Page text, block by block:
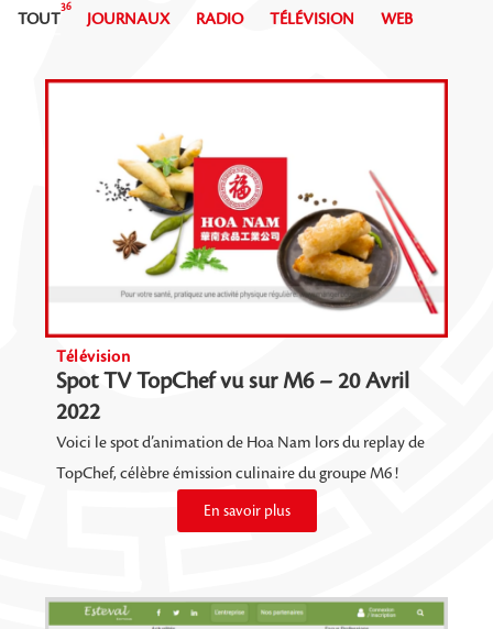
TOUT
36
JOURNAUX RADIO TÉLÉVISION WEB
Télévision
Spot TV TopChef vu sur M6 – 20 Avril
2022
Voici le spot d’animation de Hoa Nam lors du replay de
TopChef, célèbre émission culinaire du groupe M6 !
En savoir plus